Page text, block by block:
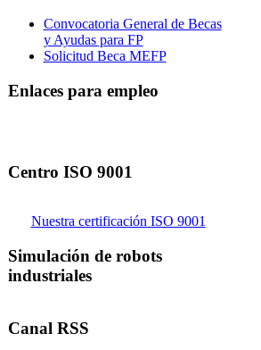
Convocatoria General de Becas
y Ayudas para FP
Solicitud Beca MEFP
Enlaces para empleo
Centro ISO 9001
Nuestra certificación ISO 9001
Simulación de robots
industriales
Canal RSS